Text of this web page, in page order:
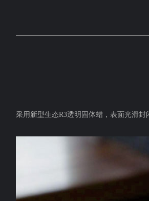
采用新型生态R3透明固体蜡，表面光滑